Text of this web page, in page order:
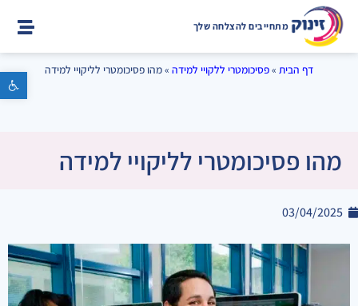
פתח סרגל נגישות
מתחייבים להצלחה שלך
דף הבית »פסיכומטרי ללקויי למידה »מהו פסיכומטרי לליקויי למידה
מהו פסיכומטרי לליקויי למידה
03/04/2025